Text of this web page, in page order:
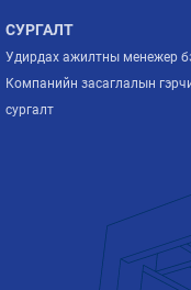
СУРГАЛТ
Удирдах ажилтны менежер
Компанийн засаглалын
сургалт